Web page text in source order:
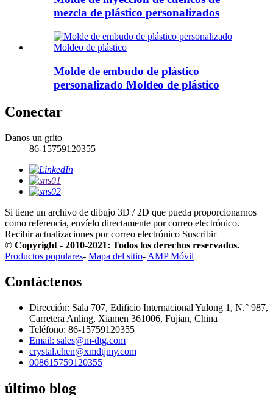
mezcla de plástico personalizados
Molde de embudo de plástico
personalizado Moldeo de plástico
Conectar
Danos un grito
86-15759120355
Si tiene un archivo de dibujo 3D / 2D que pueda proporcionarnos
como referencia, envíelo directamente por correo electrónico.
Recibir actualizaciones por correo electrónico Suscribir
© Copyright - 2010-2021: Todos los derechos reservados.
Productos populares- Mapa del sitio- AMP Móvil
Contáctenos
Dirección: Sala 707, Edificio Internacional Yulong 1, N.° 987,
Carretera Anling, Xiamen 361006, Fujian, China
Teléfono: 86-15759120355
Email: sales@m-dtg.com
crystal.chen@xmdtjmy.com
008615759120355
último blog